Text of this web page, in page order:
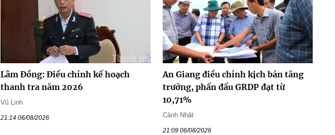
Lâm Đồng: Điều chỉnh kế hoạch
thanh tra năm 2026
Vũ Linh
21:14 06/08/2026
An Giang điều chỉnh kịch bản tăng
trưởng, phấn đấu GRDP đạt từ
10,71%
Cảnh Nhật
21:09 06/08/2026